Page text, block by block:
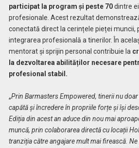
participat la program și peste 70dintre ei
profesionale. Acest rezultat
conectată direct la cerințele pieței muncii,
integrarea profesională a tinerilor. În
mentorat și sprijin personal contribuie la
la dezvoltarea abilităților necesare
profesional stabil.
„Prin Barmasters Empowered, tinerii nu
capătă și încredere în propriile forțe și își
Ediția din acest an aduce din nou mai
muncă, prin colaborarea directă cu locații
tranziția către angajare mult mai firească.